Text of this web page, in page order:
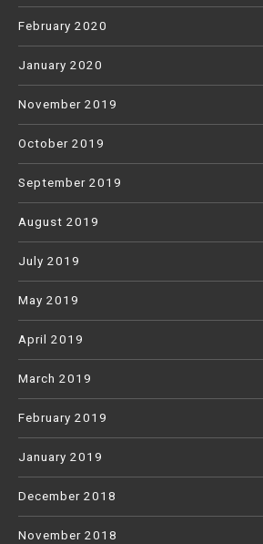
February 2020
January 2020
November 2019
October 2019
September 2019
August 2019
July 2019
May 2019
April 2019
March 2019
February 2019
January 2019
December 2018
November 2018